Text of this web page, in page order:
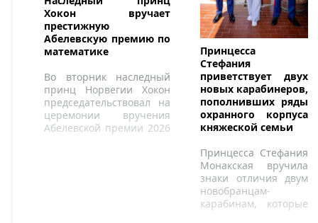
Хокон вручает
престижную
Абелевскую премию по
математике
Во вторник наследный
принц Норвегии Хокон
председательствовал на
церемонии вручения
Абелевской премии 2026
Принцесса
Стефания
приветствует двух
новых карабинеров,
пополнивших ряды
охранного корпуса
княжеской семьи
Принцесса Стефания
Монакская вручила
знаки отличия двум
новобранцам-
карабинам, которые